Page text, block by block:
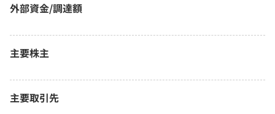
外部資金/調達額
主要株主
主要取引先